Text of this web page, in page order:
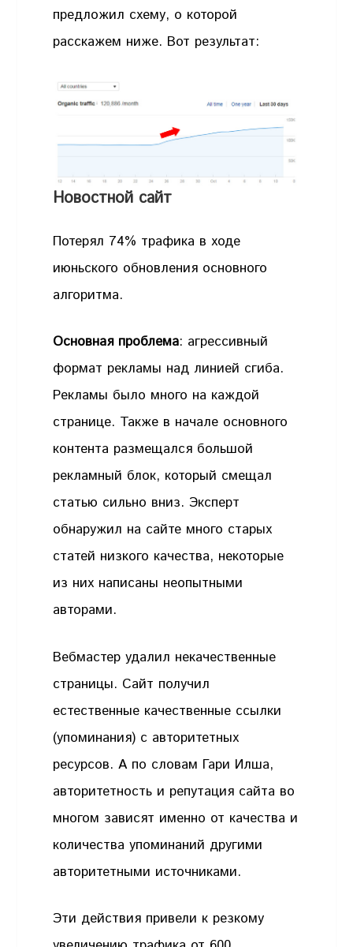
предложил схему, о которой
расскажем ниже. Вот результат:
Новостной сайт
Потерял 74% трафика в ходе
июньского обновления основного
алгоритма.
Основная проблема: агрессивный
формат рекламы над линией сгиба.
Рекламы было много на каждой
странице. Также в начале основного
контента размещался большой
рекламный блок, который смещал
статью сильно вниз. Эксперт
обнаружил на сайте много старых
статей низкого качества, некоторые
из них написаны неопытными
авторами.
Вебмастер удалил некачественные
страницы. Сайт получил
естественные качественные ссылки
(упоминания) с авторитетных
ресурсов. А по словам Гари Илша,
авторитетность и репутация сайта во
многом зависят именно от качества и
количества упоминаний другими
авторитетными источниками.
Эти действия привели к резкому